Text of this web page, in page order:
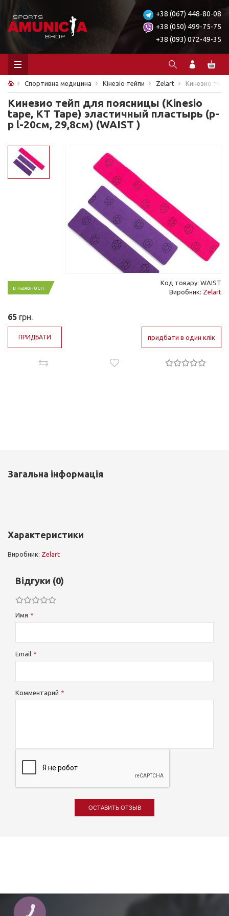
+38 (067) 448-80-08
+38 (050) 499-75-75
+38 (093) 072-49-35
Спортивна медицина Кінезіо тейпи Zelart Кинезио
Кинезио тейп для поясницы (Kinesio
tape, KT Tape) эластичный пластырь (р-
р l-20см, 29,8см) (WAIST )
в наявності
Код товару: WAIST
Виробник: Zelart
65 грн.
ПРИДБАТИ придбати в один клік
Загальна інформація
Характеристики
Виробник: Zelart
Відгуки (0)
Имя
Email
Комментарий
ОСТАВИТЬ ОТЗЫВ
КНОПКА
ЗВ'ЯЗКУ